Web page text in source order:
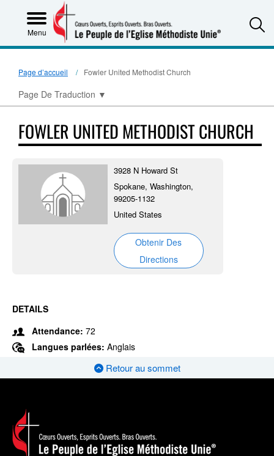
Menu
Page d’accueil Fowler United Methodist Church
Page De Traduction ▼
FOWLER UNITED METHODIST CHURCH
3928 N Howard St
Spokane, Washington,
99205-1132
United States
Obtenir Des
Directions
DETAILS
Attendance: 72
Langues parlées: Anglais
Retour au sommet